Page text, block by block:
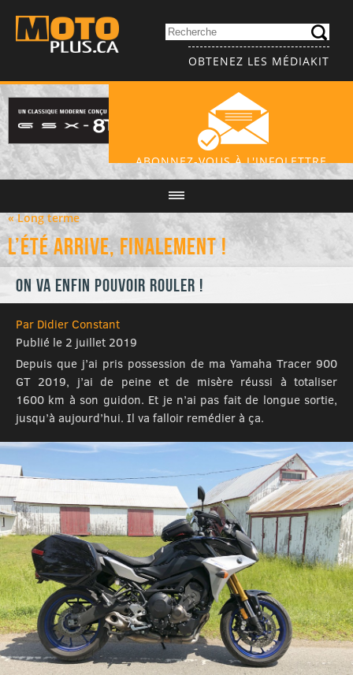
OBTENEZ LES MÉDIAKIT
ABONNEZ-VOUS À L'INFOLETTRE
« Long terme
L’été arrive, finalement !
On va enfin pouvoir rouler !
Par Didier Constant
Publié le 2 juillet 2019
Depuis que j’ai pris possession de ma Yamaha Tracer 900
GT 2019, j’ai de peine et de misère réussi à totaliser
1600 km à son guidon. Et je n’ai pas fait de longue sortie,
jusqu’à aujourd’hui. Il va falloir remédier à ça.